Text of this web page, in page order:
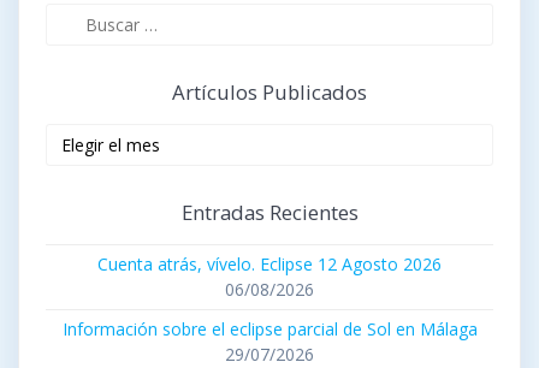
Artículos Publicados
Entradas Recientes
Cuenta atrás, vívelo. Eclipse 12 Agosto 2026
06/08/2026
Información sobre el eclipse parcial de Sol en Málaga
29/07/2026